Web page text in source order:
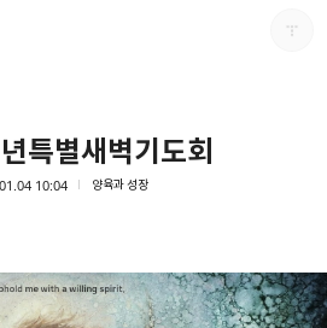
특별새벽기도회
10:04 양육과 성장
남가주온유한교회
남가주온유한교회